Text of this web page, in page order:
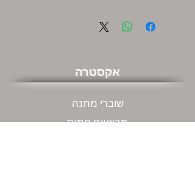
אקסטרה
שוברי מתנה
מבצעים חמים